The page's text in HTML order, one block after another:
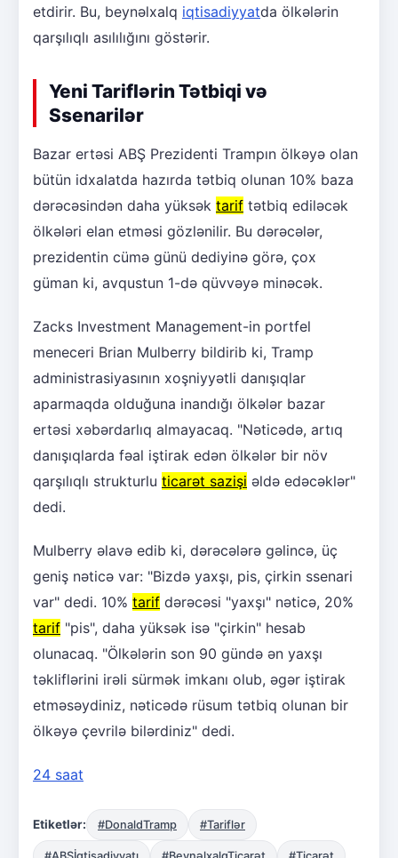
etdirir. Bu, beynəlxalq iqtisadiyyatda ölkələrin
qarşılıqlı asılılığını göstərir.
Yeni Tariflərin Tətbiqi və
Ssenarilər
Bazar ertəsi ABŞ Prezidenti Trampın ölkəyə olan
bütün idxalatda hazırda tətbiq olunan 10% baza
dərəcəsindən daha yüksək tarif tətbiq ediləcək
ölkələri elan etməsi gözlənilir. Bu dərəcələr,
prezidentin cümə günü dediyinə görə, çox
güman ki, avqustun 1-də qüvvəyə minəcək.
Zacks Investment Management-in portfel
meneceri Brian Mulberry bildirib ki, Tramp
administrasiyasının xoşniyyətli danışıqlar
aparmaqda olduğuna inandığı ölkələr bazar
ertəsi xəbərdarlıq almayacaq. "Nəticədə, artıq
danışıqlarda fəal iştirak edən ölkələr bir növ
qarşılıqlı strukturlu ticarət sazişi əldə edəcəklər"
dedi.
Mulberry əlavə edib ki, dərəcələrə gəlincə, üç
geniş nəticə var: "Bizdə yaxşı, pis, çirkin ssenari
var" dedi. 10% tarif dərəcəsi "yaxşı" nəticə, 20%
tarif "pis", daha yüksək isə "çirkin" hesab
olunacaq. "Ölkələrin son 90 gündə ən yaxşı
təkliflərini irəli sürmək imkanı olub, əgər iştirak
etməsəydiniz, nəticədə rüsum tətbiq olunan bir
ölkəyə çevrilə bilərdiniz" dedi.
24 saat
Etiketlər: #DonaldTramp #Tariflər